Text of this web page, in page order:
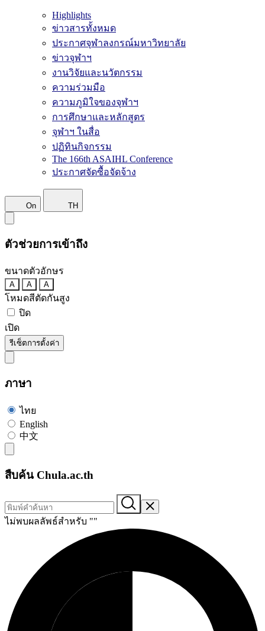
Highlights
ข่าวสารทั้งหมด
ประกาศจุฬาลงกรณ์มหาวิทยาลัย
ข่าวจุฬาฯ
งานวิจัยและนวัตกรรม
ความร่วมมือ
ความภูมิใจของจุฬาฯ
การศึกษาและหลักสูตร
จุฬาฯ ในสื่อ
ปฏิทินกิจกรรม
The 166th ASAIHL Conference
ประกาศจัดซื้อจัดจ้าง
On TH
ตัวช่วยการเข้าถึง
ขนาดตัวอักษร
A A A
โหมดสีตัดกันสูง
ปิด
เปิด
รีเซ็ตการตั้งค่า
ภาษา
ไทย
English
中文
สืบค้น Chula.ac.th
ไม่พบผลลัพธ์สำหรับ ""